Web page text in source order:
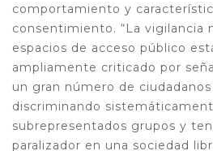
comportamiento y
consentimiento. “La vigilancia
espacios de acceso público
ampliamente criticado por
un gran número de
discriminando
subrepresentados grupos y
paralizador en una sociedad